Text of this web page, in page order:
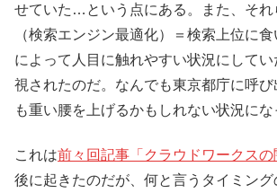
せていた…という点にある。また、それ
（検索エンジン最適化）＝検索上位に
によって人目に触れやすい状況にして
視されたのだ。なんでも東京都庁に呼び
も重い腰を上げるかもしれない状況に
これは前々回記事「クラウドワークスの
後に起きたのだが、何と言うタイミン